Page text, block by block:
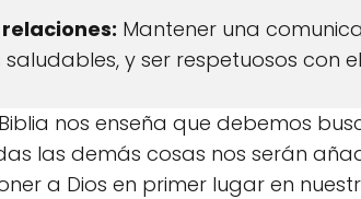
relaciones: Mantener una
saludables, y ser respetuosos con
nos enseña que debemos
las demás cosas nos serán
a Dios en primer lugar en